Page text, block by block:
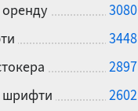
3080
3448
2897
шрифти
2602